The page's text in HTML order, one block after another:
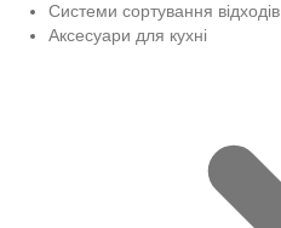
Системи сортування відходів
Аксесуари для кухні